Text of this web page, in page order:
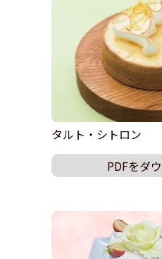
タルト・シトロン
PDFをダ